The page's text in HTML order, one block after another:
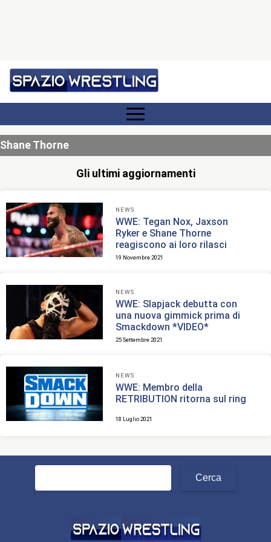
Shane Thorne
Gli ultimi aggiornamenti
NEWS
WWE: Tegan Nox, Jaxson
Ryker e Shane Thorne
reagiscono ai loro rilasci
19 Novembre 2021
NEWS
WWE: Slapjack debutta con
una nuova gimmick prima di
Smackdown *VIDEO*
25 Settembre 2021
NEWS
WWE: Membro della
RETRIBUTION ritorna sul ring
18 Luglio 2021
Ricerca